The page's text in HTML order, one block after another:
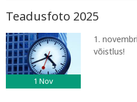
Teadusfoto 2025
1 Nov
1.
võistlus!